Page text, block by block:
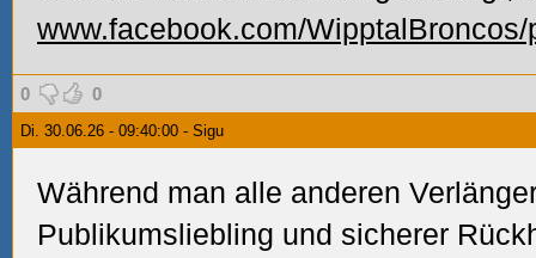
www.facebook.com/
0 0
Di. 30.06.26 - 09:40:00 - Sigu
Während man alle anderen
Publikumsliebling und sicherer